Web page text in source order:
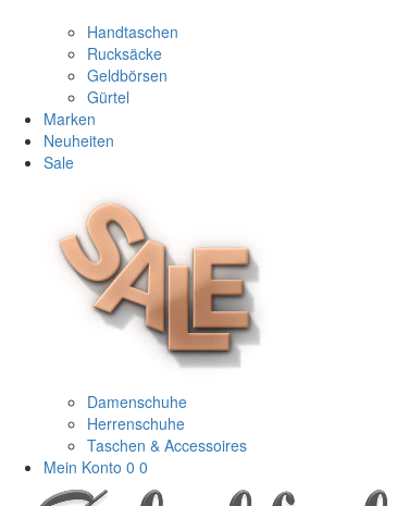
Handtaschen
Rucksäcke
Geldbörsen
Gürtel
Marken
Neuheiten
Sale
Damenschuhe
Herrenschuhe
Taschen & Accessoires
Mein Konto 0 0